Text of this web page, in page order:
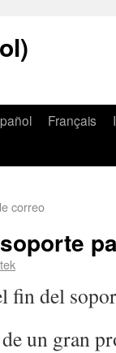
Français
correo
fin del
un gran